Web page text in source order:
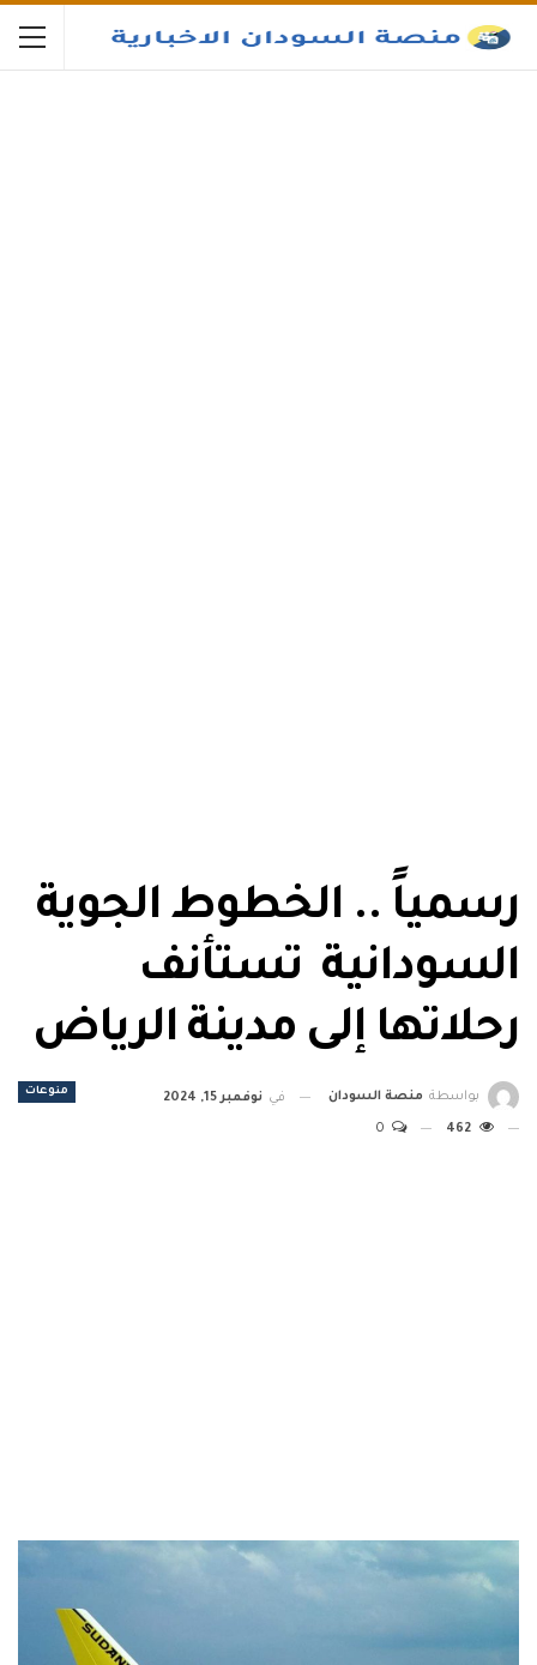
رسمياً .. الخطوط الجوية
السودانية تستأنف
رحلاتها إلى مدينة الرياض
منوعات بواسطة منصة السودان في نوفمبر 15, 2024
462